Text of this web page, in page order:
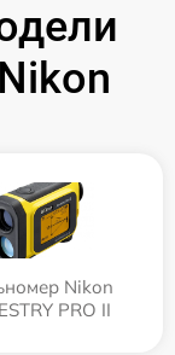
Nikon
PRO II